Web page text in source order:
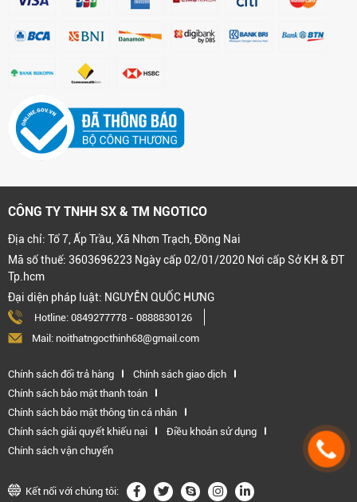
CÔNG TY TNHH SX & TM NGOTICO
Địa chỉ: Tổ 7, Ấp Trầu, Xã Nhơn Trạch, Đồng Nai
Mã số thuế: 3603696223 Ngày cấp 02/01/2020 Nơi cấp Sở KH & ĐT
Tp.hcm
Đại diện pháp luật: NGUYỄN QUỐC HƯNG
Hotline: 0849277778 - 0888830126
Mail: noithatngocthinh68@gmail.com
Chính sách đổi trả hàng
Chính sách giao dịch
Chính sách bảo mật thanh toán
Chính sách bảo mật thông tin cá nhân
Chính sách giải quyết khiếu nại
Điều khoản sử dụng
Chính sách vận chuyển
Kết nối với chúng tôi: